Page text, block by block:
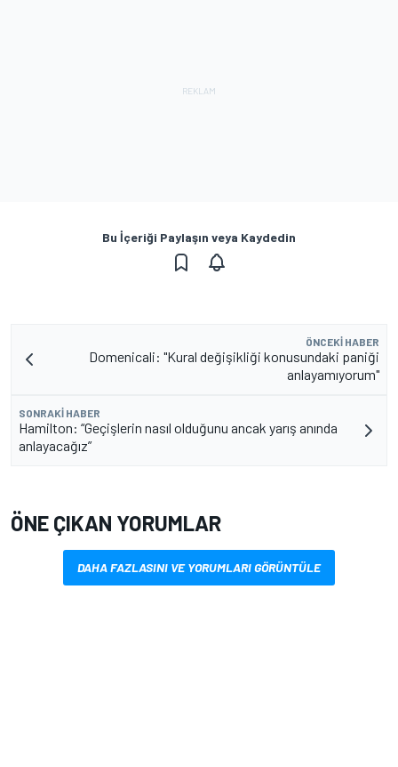
Bu İçeriği Paylaşın veya Kaydedin
ÖNCEKI HABER
Domenicali: "Kural değişikliği konusundaki paniği
anlayamıyorum"
SONRAKI HABER
Hamilton: “Geçişlerin nasıl olduğunu ancak yarış anında
anlayacağız”
ÖNE ÇIKAN YORUMLAR
DAHA FAZLASINI VE YORUMLARI GÖRÜNTÜLE